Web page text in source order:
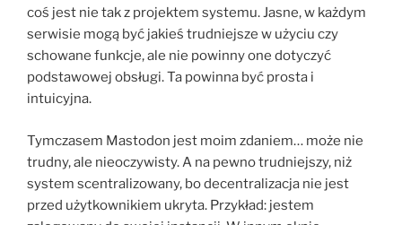
coś jest nie tak z projektem systemu. Jasne, w każdym
serwisie mogą być jakieś trudniejsze w użyciu czy
schowane funkcje, ale nie powinny one dotyczyć
podstawowej obsługi. Ta powinna być prosta i
intuicyjna.
Tymczasem Mastodon jest moim zdaniem… może nie
trudny, ale nieoczywisty. A na pewno trudniejszy, niż
system scentralizowany, bo decentralizacja nie jest
przed użytkownikiem ukryta. Przykład: jestem